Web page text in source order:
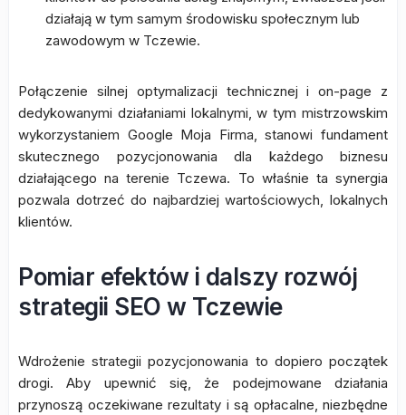
działają w tym samym środowisku społecznym lub
zawodowym w Tczewie.
Połączenie silnej optymalizacji technicznej i on-page z
dedykowanymi działaniami lokalnymi, w tym mistrzowskim
wykorzystaniem Google Moja Firma, stanowi fundament
skutecznego pozycjonowania dla każdego biznesu
działającego na terenie Tczewa. To właśnie ta synergia
pozwala dotrzeć do najbardziej wartościowych, lokalnych
klientów.
Pomiar efektów i dalszy rozwój
strategii SEO w Tczewie
Wdrożenie strategii pozycjonowania to dopiero początek
drogi. Aby upewnić się, że podejmowane działania
przynoszą oczekiwane rezultaty i są opłacalne, niezbędne